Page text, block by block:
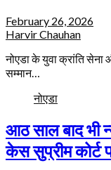
February 26, 2026
Harvir Chauhan
नोएडा के युवा क्रांति सेना
सम्मान…
नोएडा
आठ साल बाद भी
केस सुप्रीम कोर्ट